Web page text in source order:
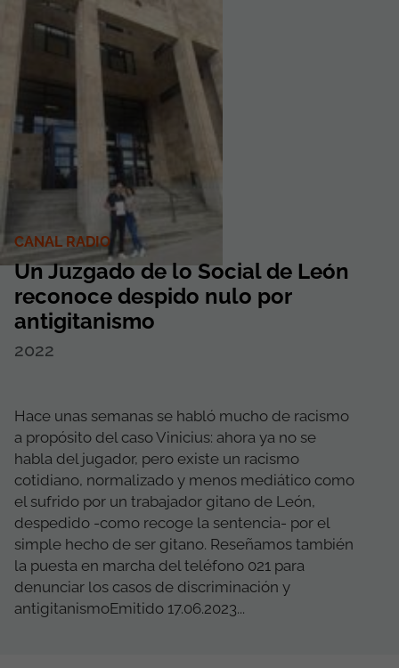
CANAL RADIO
Un Juzgado de lo Social de León
reconoce despido nulo por
antigitanismo
2022
Hace unas semanas se habló mucho de racismo
a propósito del caso Vinicius: ahora ya no se
habla del jugador, pero existe un racismo
cotidiano, normalizado y menos mediático como
el sufrido por un trabajador gitano de León,
despedido -como recoge la sentencia- por el
simple hecho de ser gitano. Reseñamos también
la puesta en marcha del teléfono 021 para
denunciar los casos de discriminación y
antigitanismoEmitido 17.06.2023...